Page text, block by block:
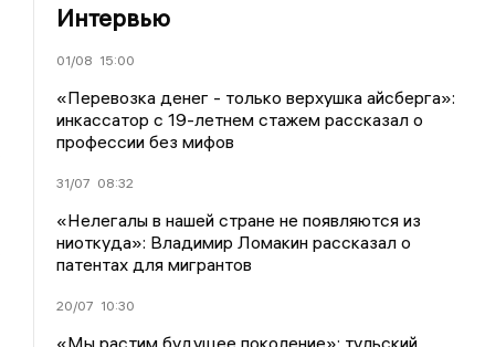
Интервью
01/08 15:00
«Перевозка денег - только верхушка айсберга»:
инкассатор с 19-летнем стажем рассказал о
профессии без мифов
31/07 08:32
«Нелегалы в нашей стране не появляются из
ниоткуда»: Владимир Ломакин рассказал о
патентах для мигрантов
20/07 10:30
«Мы растим будущее поколение»: тульский